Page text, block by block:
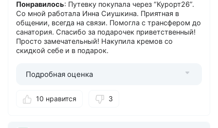
в отпусках ходят, всё понятно.
Понравилось: Путевку покупала через “Курорт26”.
Со мной работала Инна Сиушкина. Приятная в
общении, всегда на связи. Помогла с трансфером до
санатория. Спасибо за подарочек приветственный!
Просто замечательный! Накупила кремов со
скидкой себе и в подарок.
Подробная оценка
10 нравится 3